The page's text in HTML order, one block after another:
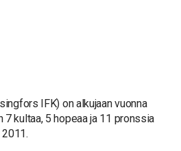
IFK) on alkujaan vuonna
kultaa, 5 hopeaa ja 11 pronssia